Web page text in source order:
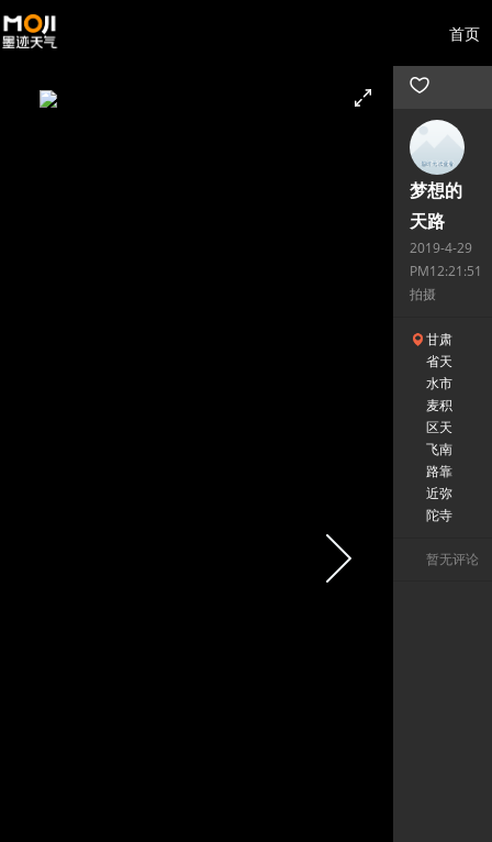
首页
梦想的
天路
2019-4-29
PM12:21:51
拍摄
甘肃
省天
水市
麦积
区天
飞南
路靠
近弥
陀寺
暂无评论